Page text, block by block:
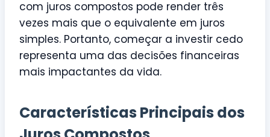
com juros compostos pode render três
vezes mais que o equivalente em juros
simples. Portanto, começar a investir cedo
representa uma das decisões financeiras
mais impactantes da vida.
Características Principais dos